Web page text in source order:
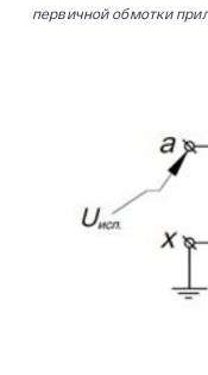
первичной обмотки